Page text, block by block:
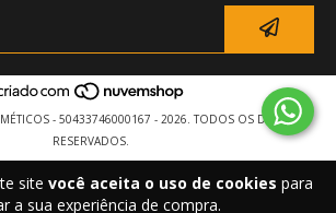
site você aceita o uso de cookies para
a sua experiência de compra.
- 50433746000167 - 2026. TODOS OS DIREITOS
RESERVADOS.